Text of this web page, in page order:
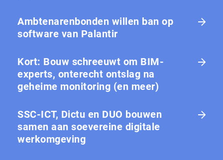
Ambtenarenbonden willen ban op
software van Palantir
Kort: Bouw schreeuwt om BIM-
experts, onterecht ontslag na
geheime monitoring (en meer)
SSC-ICT, Dictu en DUO bouwen
samen aan soevereine digitale
werkomgeving